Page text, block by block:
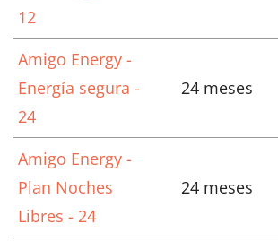
12
Amigo Energy -
Energía segura -
24
24 meses
Amigo Energy -
Plan Noches
Libres - 24
24 meses